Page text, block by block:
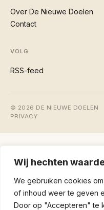
Wij hechten
We gebruiken cookies
of inhoud weer te geven
Door op "Accepteren" te
Over De Nieuwe Doelen
Contact
VOLG
RSS-feed
© 2026 DE NIEUWE DOELEN
PRIVACY